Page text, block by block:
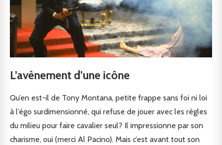
L’avènement d’une icône
Qu’en est-il de Tony Montana, petite frappe sans foi ni loi
à l’égo surdimensionné, qui refuse de jouer avec les règles
du milieu pour faire cavalier seul? Il impressionne par son
charisme, oui (merci Al Pacino). Mais c’est avant tout son